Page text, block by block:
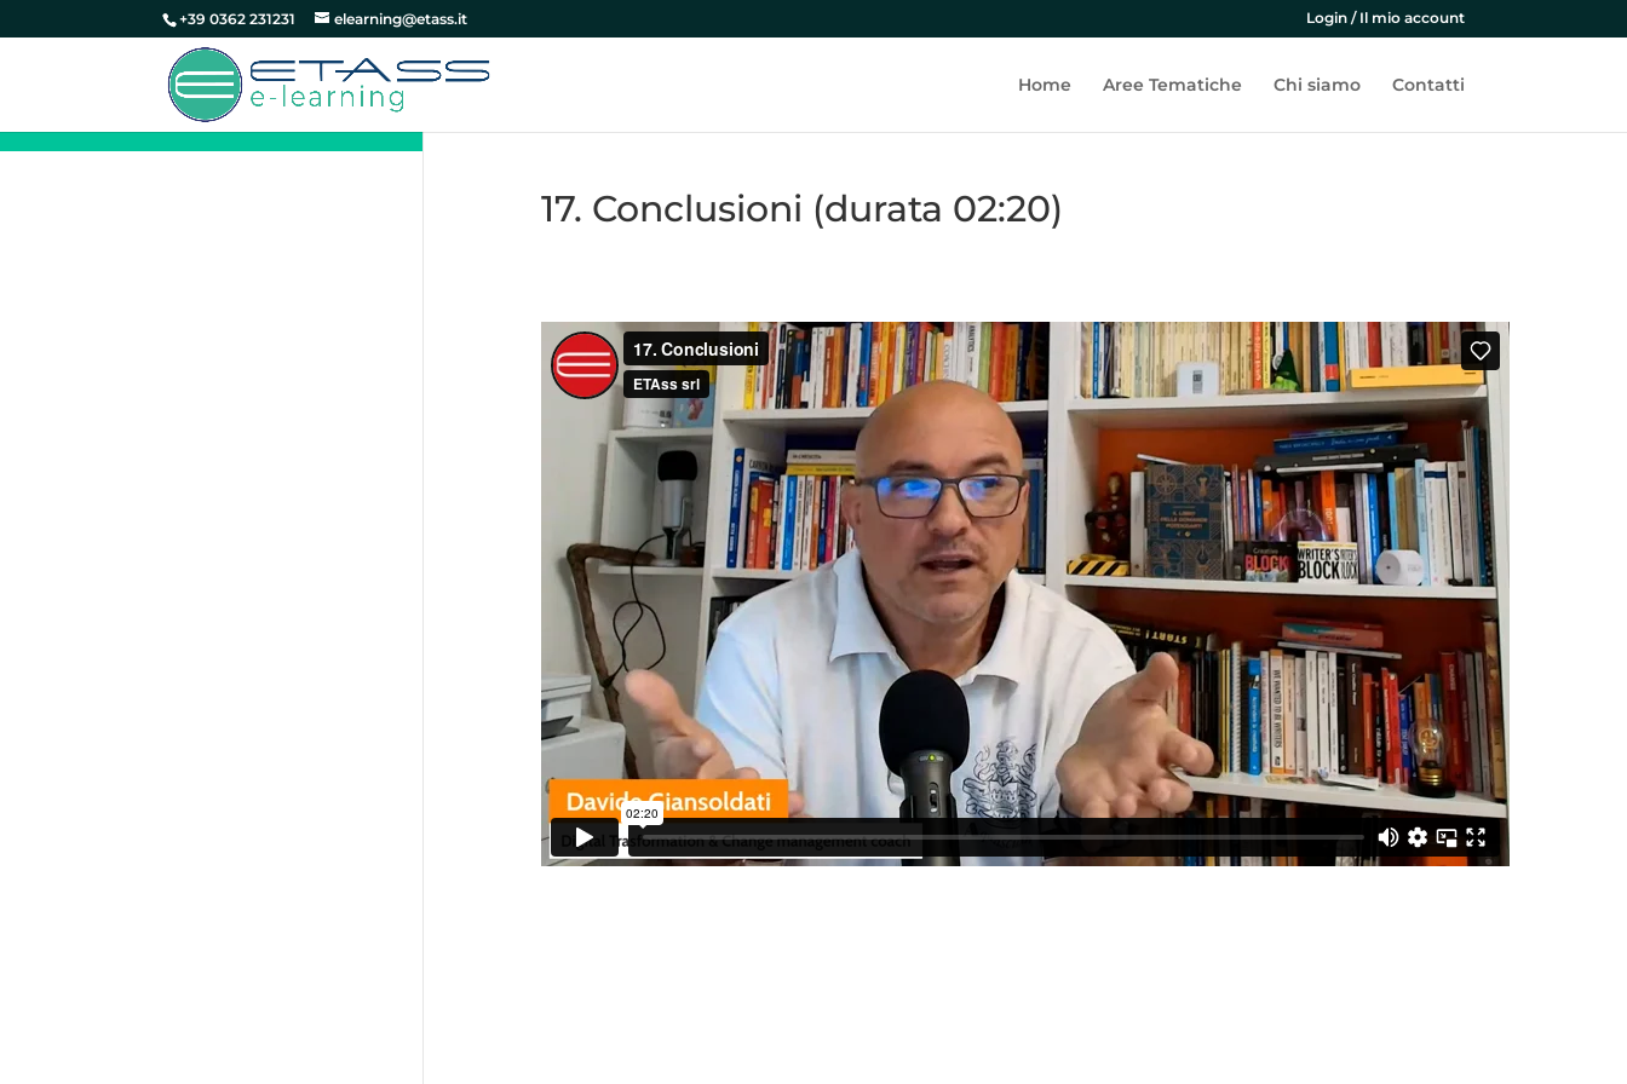
+39 0362 231231 elearning@etass.it Login / Il mio account
Home Aree Tematiche Chi siamo
Contatti
17. Conclusioni (durata 02:20)
17. Conclusioni (durata 02:20)